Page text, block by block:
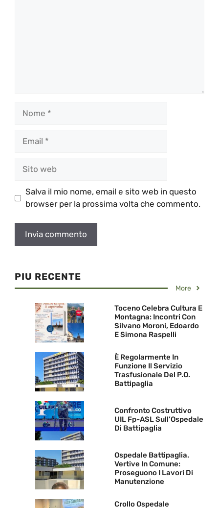
Salva il mio nome, email e sito web in questo
browser per la prossima volta che commento.
PIU RECENTE
More
Toceno Celebra Cultura E
Montagna: Incontri Con
Silvano Moroni, Edoardo
E Simona Raspelli
È Regolarmente In
Funzione Il Servizio
Trasfusionale Del P.O.
Battipaglia
Confronto Costruttivo
UIL Fp-ASL Sull’Ospedale
Di Battipaglia
Ospedale Battipaglia.
Vertive In Comune:
Proseguono I Lavori Di
Manutenzione
Crollo Ospedale